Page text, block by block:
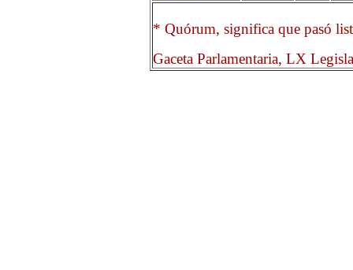
* Quórum, significa que pasó
Gaceta Parlamentaria, LX